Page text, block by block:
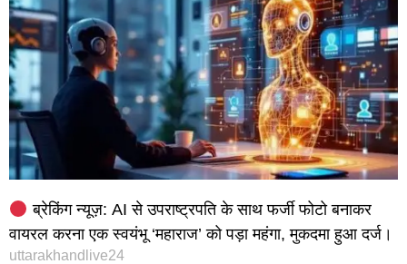
ब्रेकिंग न्यूज़: AI से उपराष्ट्रपति के साथ फर्जी फोटो बनाकर
वायरल करना एक स्वयंभू ‘महाराज’ को पड़ा महंगा, मुकदमा हुआ दर्ज।
uttarakhandlive24